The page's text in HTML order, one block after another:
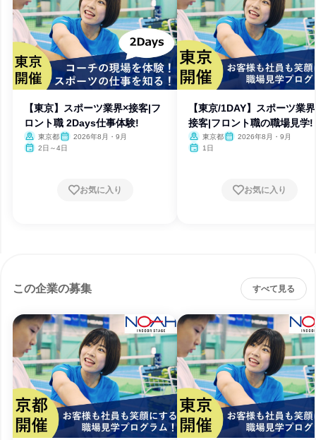
【東京】スポーツ業界×接客|フ
ロント職 2Days仕事体験!
東京都
2026年8月・9月
2日～4日
お気に入り
【東京/1DAY】スポーツ業
接客|フロント職の職場見学!
東京都
2026年8月・9月
1日
お気に入り
この企業の募集 すべて見る